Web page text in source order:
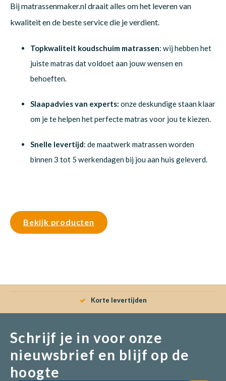
Bij matrassenmaker.nl draait alles om het leveren van
kwaliteit en de beste service die je verdient.
Topkwaliteit koudschuim matrassen: wij hebben het
juiste matras dat voldoet aan jouw wensen en
behoeften.
Slaapadvies van experts: onze deskundige staan klaar
om je te helpen het perfecte matras voor jou te kiezen.
Snelle levertijd: de maatwerk matrassen worden
binnen 3 tot 5 werkendagen bij jou aan huis geleverd.
Bekijk producten
Korte levertijden
Schrijf je in voor onze
nieuwsbrief en blijf op de
hoogte